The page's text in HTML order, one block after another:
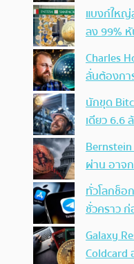
แบงก์ใหญ่
ลง 99%
Charles
ลั่นต้องกา
นักขุด
เดียว 6.6
ผ่าน อาจ
ทั่วโลกช็อ
ชั่วคราว
Galaxy